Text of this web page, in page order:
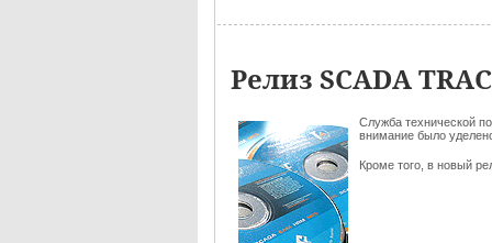
Релиз SCADA
Служба технической
внимание было
Кроме того, в новый